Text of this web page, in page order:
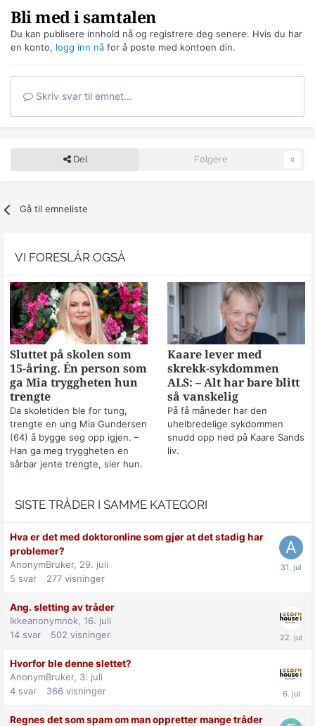
Bli med i samtalen
Du kan publisere innhold nå og registrere deg senere. Hvis du har
en konto, logg inn nå for å poste med kontoen din.
Skriv svar til emnet...
Del Følgere 0
Gå til emneliste
VI FORESLÅR OGSÅ
Sluttet på skolen som
15-åring. Én person som
ga Mia tryggheten hun
trengte
Da skoletiden ble for tung,
trengte en ung Mia Gundersen
(64) å bygge seg opp igjen. –
Han ga meg tryggheten en
sårbar jente trengte, sier hun.
Kaare lever med
skrekk-sykdommen
ALS: – Alt har bare blitt
så vanskelig
På få måneder har den
uhelbredelige sykdommen
snudd opp ned på Kaare Sands
liv.
SISTE TRÅDER I SAMME KATEGORI
Hva er det med doktoronline som gjør at det stadig har
problemer?
AnonymBruker, 29. juli
5 svar 277 visninger
Ang. sletting av tråder
Ikkeanonymnok, 16. juli
14 svar 502 visninger
Hvorfor ble denne slettet?
AnonymBruker, 3. juli
4 svar 366 visninger
Regnes det som spam om man oppretter mange tråder